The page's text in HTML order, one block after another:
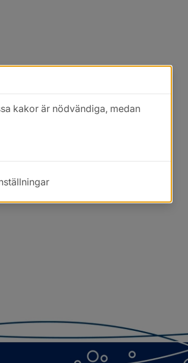
kakor är nödvändiga, medan